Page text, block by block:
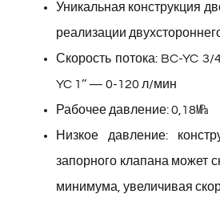
Уникальная конструкция
реализации
Скорость потока: BC-YC
YC 1’’ — 0-120 л/мин
Рабочее давление: 0,18㎫
Низкое давление:
запорного клапана может
минимума, увеличивая